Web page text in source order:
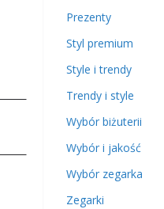
Prezenty
Styl premium
Style i trendy
Trendy i style
Wybór biżuterii
Wybór i jakość
Wybór zegarka
Zegarki